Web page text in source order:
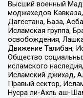
Высший военный
моджахедов
Дагестана, База,
Исламская группа,
освобождения,
Движение Талибан,
Общество
исламского
Исламский джихад,
Правый сектор,
Нусра ли-Ахль аш-